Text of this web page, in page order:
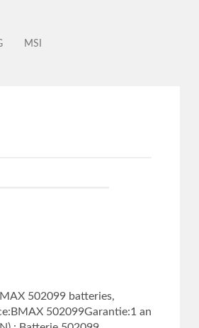
MSI
502099 batteries,
502099Garantie:1 an